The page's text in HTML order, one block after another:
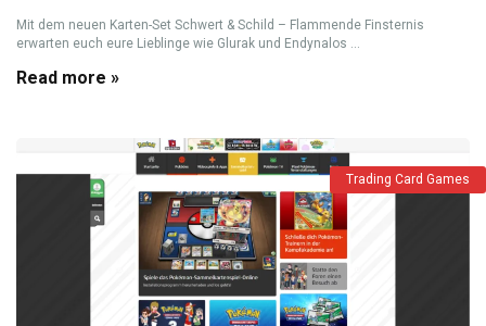
Mit dem neuen Karten-Set Schwert & Schild – Flammende Finsternis
erwarten euch eure Lieblinge wie Glurak und Endynalos ...
Read more »
Trading Card Games